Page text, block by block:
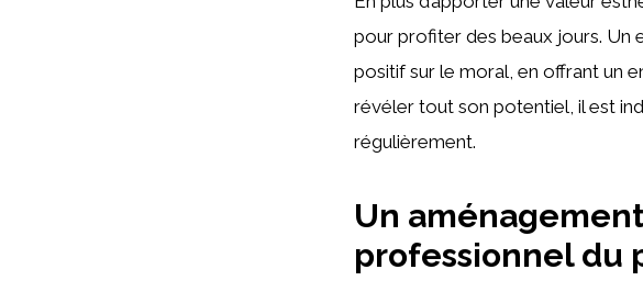
pour profiter des beaux jours. Un
positif sur le moral, en offrant un
révéler tout son potentiel, il est
régulièrement.
Un
professionnel du